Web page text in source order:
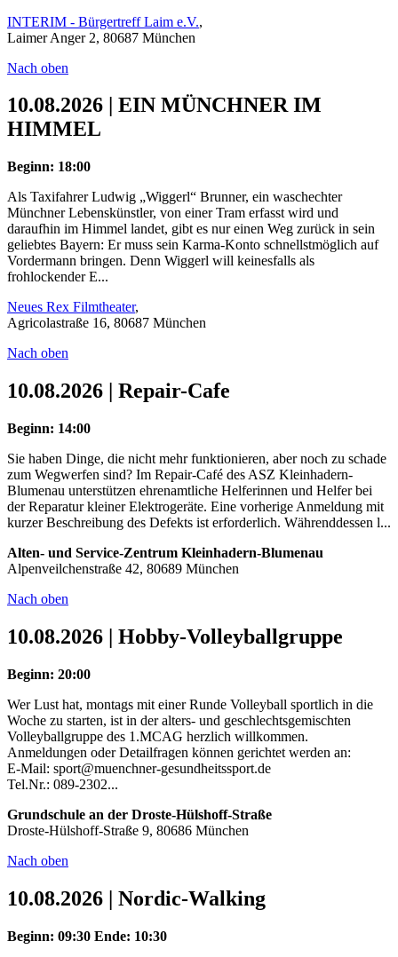
INTERIM - Bürgertreff Laim e.V.,
Laimer Anger 2, 80687 München
Nach oben
10.08.2026 | EIN MÜNCHNER IM
HIMMEL
Beginn: 18:00
Als Taxifahrer Ludwig „Wiggerl“ Brunner, ein waschechter
Münchner Lebenskünstler, von einer Tram erfasst wird und
daraufhin im Himmel landet, gibt es nur einen Weg zurück in sein
geliebtes Bayern: Er muss sein Karma-Konto schnellstmöglich auf
Vordermann bringen. Denn Wiggerl will keinesfalls als
frohlockender E...
Neues Rex Filmtheater,
Agricolastraße 16, 80687 München
Nach oben
10.08.2026 | Repair-Cafe
Beginn: 14:00
Sie haben Dinge, die nicht mehr funktionieren, aber noch zu schade
zum Wegwerfen sind? Im Repair-Café des ASZ Kleinhadern-
Blumenau unterstützen ehrenamtliche Helferinnen und Helfer bei
der Reparatur kleiner Elektrogeräte. Eine vorherige Anmeldung mit
kurzer Beschreibung des Defekts ist erforderlich. Währenddessen l...
Alten- und Service-Zentrum Kleinhadern-Blumenau
Alpenveilchenstraße 42, 80689 München
Nach oben
10.08.2026 | Hobby-Volleyballgruppe
Beginn: 20:00
Wer Lust hat, montags mit einer Runde Volleyball sportlich in die
Woche zu starten, ist in der alters- und geschlechtsgemischten
Volleyballgruppe des 1.MCAG herzlich willkommen.
Anmeldungen oder Detailfragen können gerichtet werden an:
E-Mail: sport@muenchner-gesundheitssport.de
Tel.Nr.: 089-2302...
Grundschule an der Droste-Hülshoff-Straße
Droste-Hülshoff-Straße 9, 80686 München
Nach oben
10.08.2026 | Nordic-Walking
Beginn: 09:30 Ende: 10:30